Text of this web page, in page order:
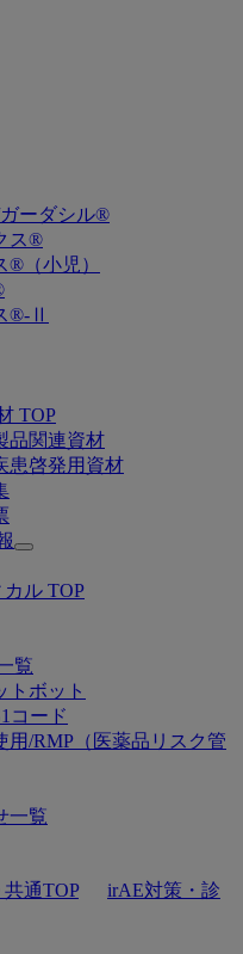
ーダシル®
ス®
®（小児）
®-Ⅱ
TOP
品関連資材
患啓発用資材
Open
ル TOP
覧
トボット
コード
用/RMP（医薬品リスク管
一覧
通TOP
irAE対策・診